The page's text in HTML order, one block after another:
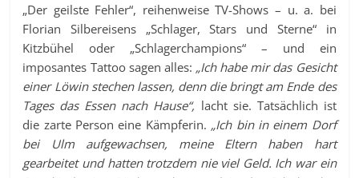
„Der geilste Fehler“, reihenweise TV-Shows – u. a. bei
Florian Silbereisens „Schlager, Stars und Sterne“ in
Kitzbühel oder „Schlagerchampions“ – und ein
imposantes Tattoo sagen alles: „Ich habe mir das Gesicht
einer Löwin stechen lassen, denn die bringt am Ende des
Tages das Essen nach Hause“, lacht sie. Tatsächlich ist
die zarte Person eine Kämpferin. „Ich bin in einem Dorf
bei Ulm aufgewachsen, meine Eltern haben hart
gearbeitet und hatten trotzdem nie viel Geld. Ich war ein